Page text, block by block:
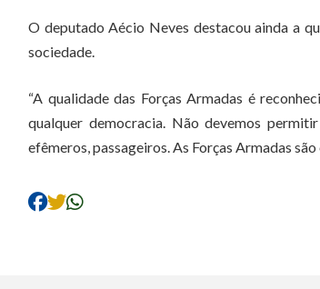
O deputado Aécio Neves destacou ainda a
sociedade.
“A qualidade das Forças Armadas é
qualquer democracia. Não devemos
efêmeros, passageiros. As Forças Armadas